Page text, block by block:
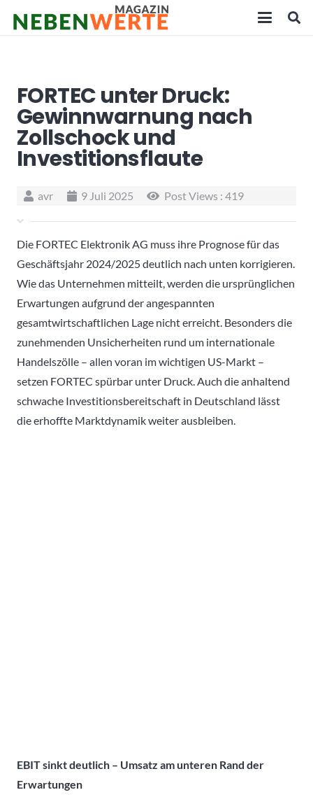
FORTEC unter Druck:
Gewinnwarnung nach
Zollschock und
Investitionsflaute
avr 9 Juli 2025 Post Views : 419
Die FORTEC Elektronik AG muss ihre Prognose für das
Geschäftsjahr 2024/2025 deutlich nach unten korrigieren.
Wie das Unternehmen mitteilt, werden die ursprünglichen
Erwartungen aufgrund der angespannten
gesamtwirtschaftlichen Lage nicht erreicht. Besonders die
zunehmenden Unsicherheiten rund um internationale
Handelszölle – allen voran im wichtigen US-Markt –
setzen FORTEC spürbar unter Druck. Auch die anhaltend
schwache Investitionsbereitschaft in Deutschland lässt
die erhoffte Marktdynamik weiter ausbleiben.
EBIT sinkt deutlich – Umsatz am unteren Rand der
Erwartungen